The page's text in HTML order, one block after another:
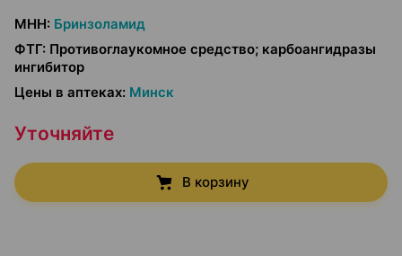
МНН: Бринзоламид
ФТГ: Противоглаукомное средство; карбоангидразы
ингибитор
Цены в аптеках: Минск
Уточняйте
В корзину